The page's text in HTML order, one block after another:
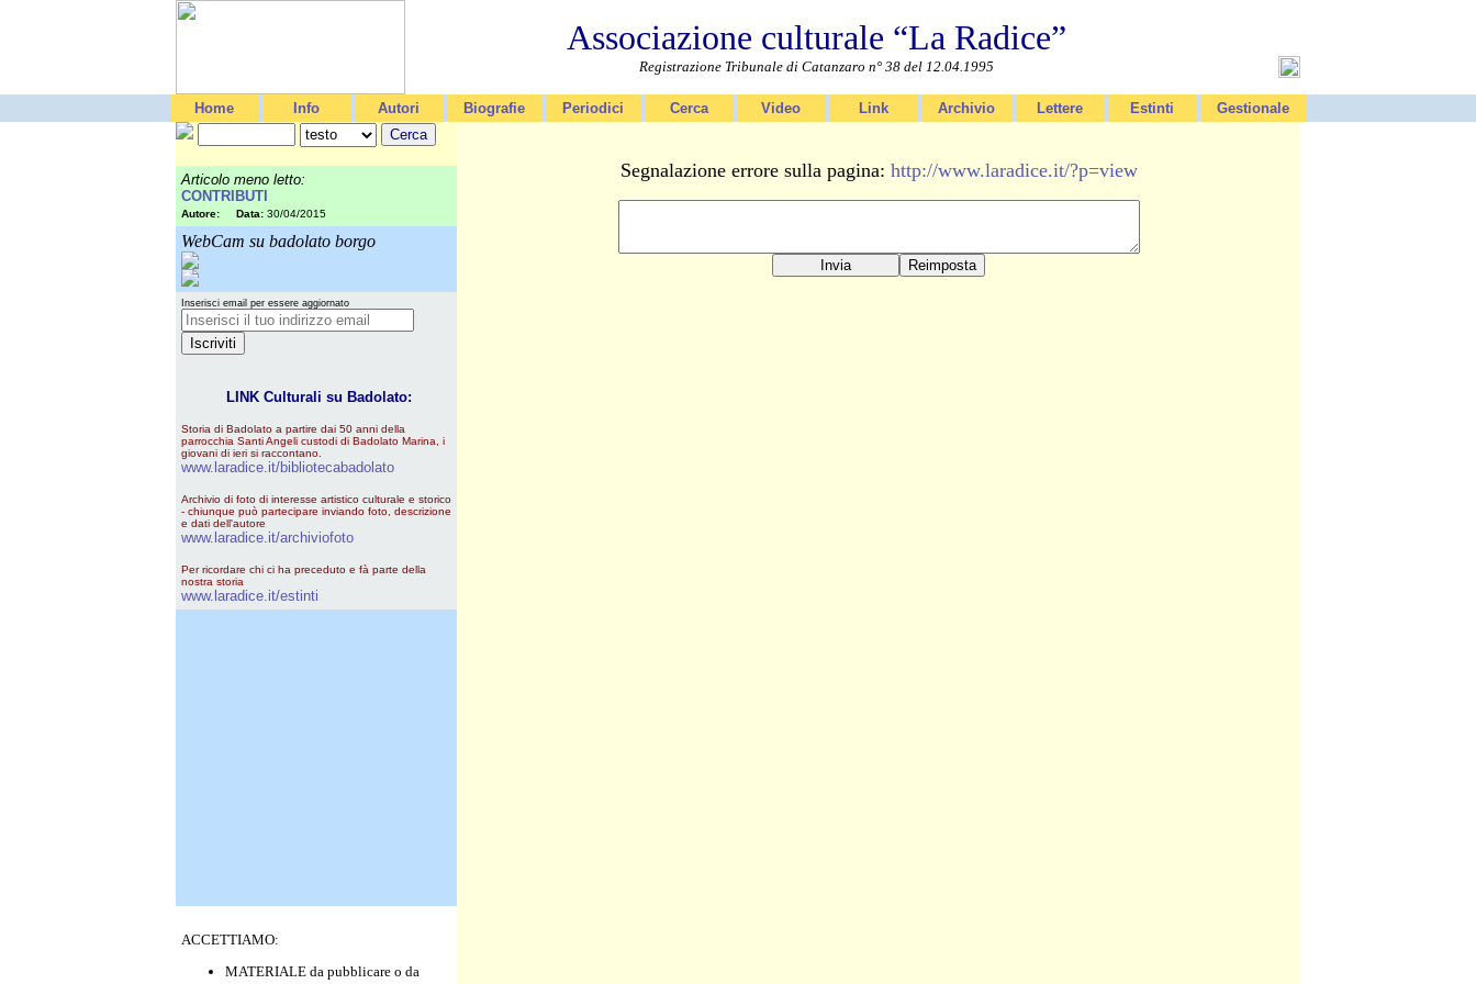
Associazione culturale “La Radice”
Registrazione Tribunale di Catanzaro n° 38 del 12.04.1995
Home Info Autori Biografie Periodici Cerca Video Link Archivio Lettere Estinti Gestionale
Articolo meno letto:
CONTRIBUTI
Autore: Data: 30/04/2015
WebCam su badolato borgo
Inserisci email per essere aggiornato
LINK Culturali su Badolato:
Storia di Badolato a partire dai 50 anni della
parrocchia Santi Angeli custodi di Badolato Marina, i
giovani di ieri si raccontano.
www.laradice.it/bibliotecabadolato
Archivio di foto di interesse artistico culturale e storico
- chiunque può partecipare inviando foto, descrizione
e dati dell'autore
www.laradice.it/archiviofoto
Per ricordare chi ci ha preceduto e fà parte della
nostra storia
www.laradice.it/estinti
ACCETTIAMO:
MATERIALE da pubblicare o da
Segnalazione errore sulla pagina: http://www.laradice.it/?p=view